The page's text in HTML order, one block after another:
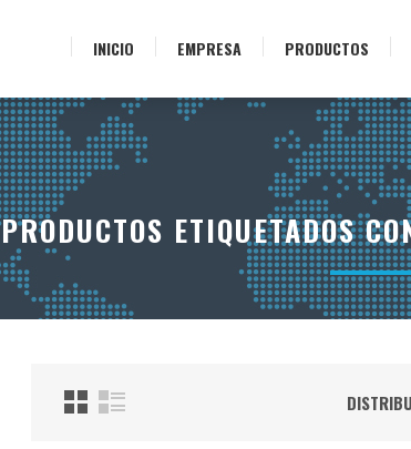
INICIO EMPRESA PRODUCTOS
PRODUCTOS ETIQUETADOS